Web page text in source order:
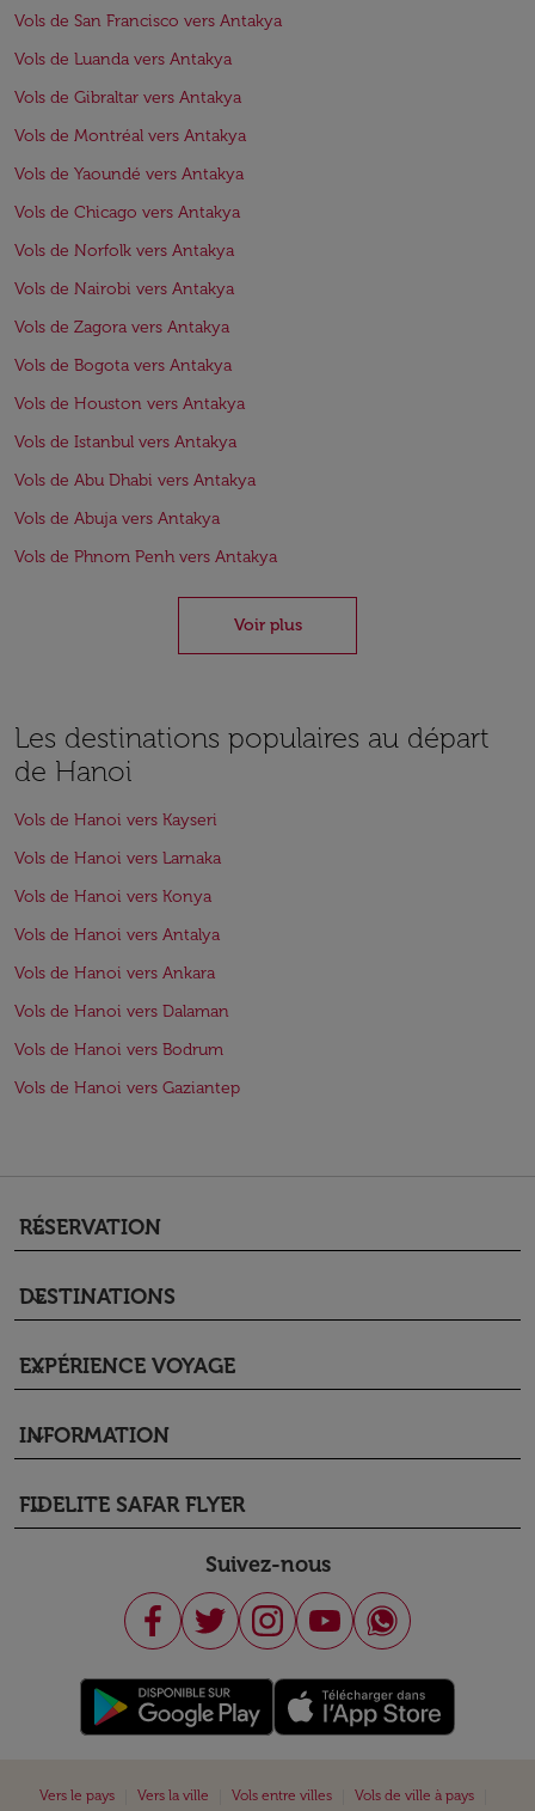
Vols de San Francisco vers Antakya
Vols de Luanda vers Antakya
Vols de Gibraltar vers Antakya
Vols de Montréal vers Antakya
Vols de Yaoundé vers Antakya
Vols de Chicago vers Antakya
Vols de Norfolk vers Antakya
Vols de Nairobi vers Antakya
Vols de Zagora vers Antakya
Vols de Bogota vers Antakya
Vols de Houston vers Antakya
Vols de Istanbul vers Antakya
Vols de Abu Dhabi vers Antakya
Vols de Abuja vers Antakya
Vols de Phnom Penh vers Antakya
Voir plus
Les destinations populaires au départ
de Hanoi
Vols de Hanoi vers Kayseri
Vols de Hanoi vers Larnaka
Vols de Hanoi vers Konya
Vols de Hanoi vers Antalya
Vols de Hanoi vers Ankara
Vols de Hanoi vers Dalaman
Vols de Hanoi vers Bodrum
Vols de Hanoi vers Gaziantep
RÉSERVATION
keyboard_arrow_down
DESTINATIONS
keyboard_arrow_down
EXPÉRIENCE VOYAGE
keyboard_arrow_down
INFORMATION
keyboard_arrow_down
FIDELITE SAFAR FLYER
keyboard_arrow_down
Suivez-nous
Vers le pays Vers la ville Vols entre villes Vols de ville à pays